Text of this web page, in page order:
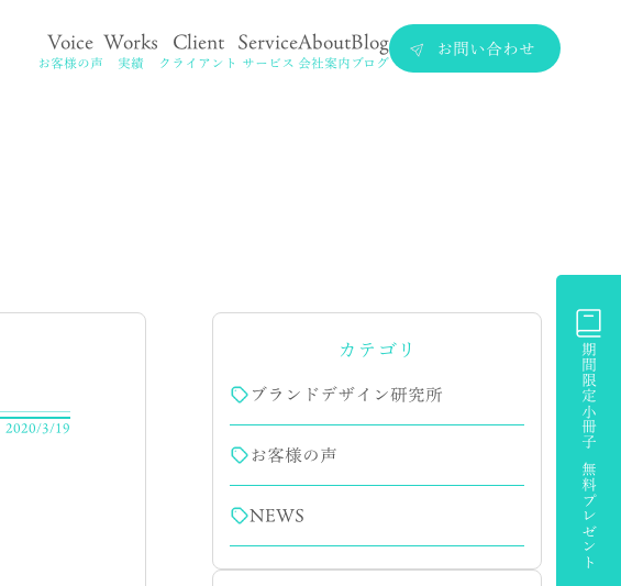
Voice
お客様の声
Works
実績
Client
クライアント
Service
サービス
About
会社案内
Blog
ブログ お問い合わせ
2020/3/19
カテゴリ
ブランドデザイン研究所
お客様の声
NEWS
期間限定小冊子 無料プレゼント